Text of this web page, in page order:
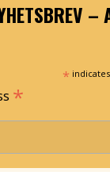
–
*
*